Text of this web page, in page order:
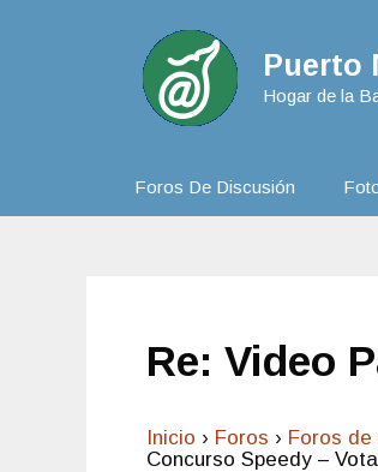
Puerto
Hogar de la
Foros De Discusión
Re: Video
Inicio › Foros › Foros de
Concurso Speedy –